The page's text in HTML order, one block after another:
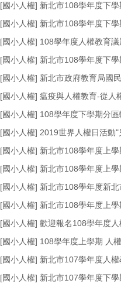
[國小人權] 新北市108學年度下
[國小人權] 新北市108學年度下
[國小人權] 108學年度人權教育
[國小人權] 新北市108學年度下
[國小人權] 新北市政府教育局國
[國小人權] 瘟疫與人權教育-從人
[國小人權] 108學年度下學期分
[國小人權] 2019世界人權日活動"
[國小人權] 新北市108學年度上
[國小人權] 新北市108學年度上
[國小人權] 新北市108學年度新
[國小人權] 新北市108學年度上
[國小人權] 歡迎報名108學年度
[國小人權] 108學年度上學期 人
[國小人權] 新北市107學年度人
[國小人權] 新北市107學年度下